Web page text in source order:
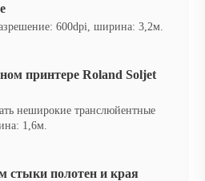
600dpi, ширина: 3,2м.
принтере Roland Soljet
неширокие транслюйентные
1,6м.
стыки полотен и края